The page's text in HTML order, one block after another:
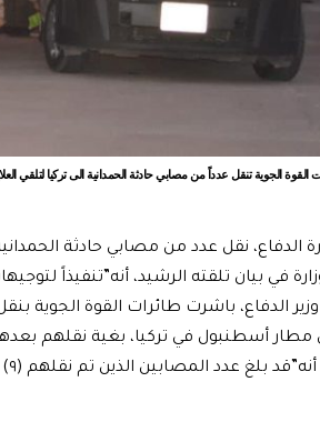
القوة الجوية تنقل عدداً من مصابي حادثة الحمدانية الى تركيا لتلقي
الدفاع، نقل عدد من مصابي حادثة
في بيان تلقته الرشيد، أنه”تنفيذاً
الدفاع، باشرت طائرات القوة الجوية
مطار أسطنبول في تركيا، بغية نقلهم
بلغ عدد المصابين الذين تم نقلهم (٩) مصابين”.